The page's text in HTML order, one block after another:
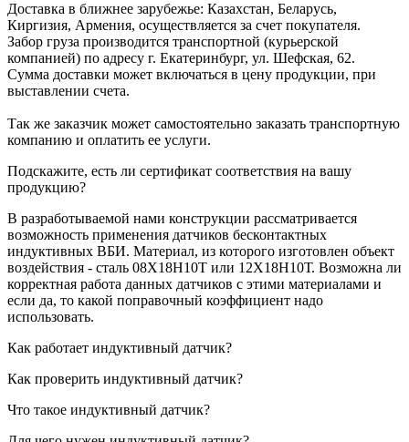
Доставка в ближнее зарубежье: Казахстан, Беларусь,
Киргизия, Армения, осуществляется за счет покупателя.
Забор груза производится транспортной (курьерской
компанией) по адресу г. Екатеринбург, ул. Шефская, 62.
Сумма доставки может включаться в цену продукции, при
выставлении счета.
Так же заказчик может самостоятельно заказать транспортную
компанию и оплатить ее услуги.
Подскажите, есть ли сертификат соответствия на вашу
продукцию?
В разработываемой нами конструкции рассматривается
возможность применения датчиков бесконтактных
индуктивных ВБИ. Материал, из которого изготовлен объект
воздействия - сталь 08Х18Н10Т или 12Х18Н10Т. Возможна ли
корректная работа данных датчиков с этими материалами и
если да, то какой поправочный коэффициент надо
использовать.
Как работает индуктивный датчик?
Как проверить индуктивный датчик?
Что такое индуктивный датчик?